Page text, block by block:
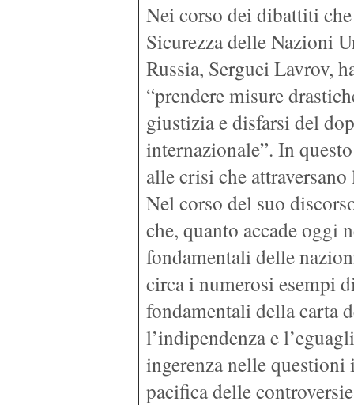
Nei corso dei dibattiti
Sicurezza delle Nazioni
Russia, Serguei Lavrov,
“prendere misure
giustizia e disfarsi del
internazionale”. In
alle crisi che
Nel corso del suo
che, quanto accade oggi
fondamentali delle
circa i numerosi esempi
fondamentali della carta
l’indipendenza e
ingerenza nelle
pacifica delle